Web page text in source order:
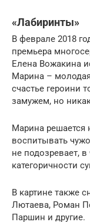
«Лабиринты»
В феврале 2018
премьера
Елена Вожакина
Марина –
счастье героини
замужем, но
Марина решается
воспитывать
не подозревает,
категоричности
В картине также
Лютаева, Роман
Паршин и другие.